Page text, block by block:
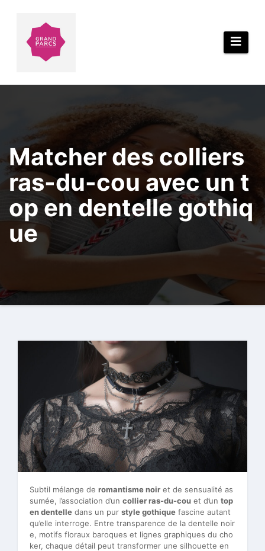
Matcher des colliers
ras-du-cou avec un t
op en dentelle gothiq
ue
Subtil mélange de romantisme noir et de sensualité as
sumée, l’association d’un collier ras-du-cou et d’un top
en dentelle dans un pur style gothique fascine autant
qu’elle interroge. Entre transparence de la dentelle noir
e, motifs floraux baroques et lignes graphiques du cho
ker, chaque détail peut transformer une silhouette en